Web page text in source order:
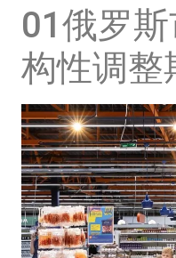
01俄罗
构性调整